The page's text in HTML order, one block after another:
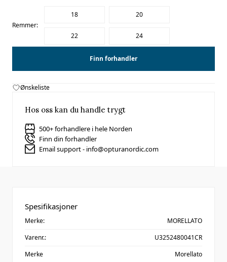
Remmer:
18 20
22 24
Finn forhandler
Ønskeliste
Hos oss kan du handle trygt
500+ forhandlere i hele Norden
Finn din forhandler
Email support - info@opturanordic.com
Spesifikasjoner
Merke:
MORELLATO
Varenr.:
U3252480041CR
Merke
Morellato